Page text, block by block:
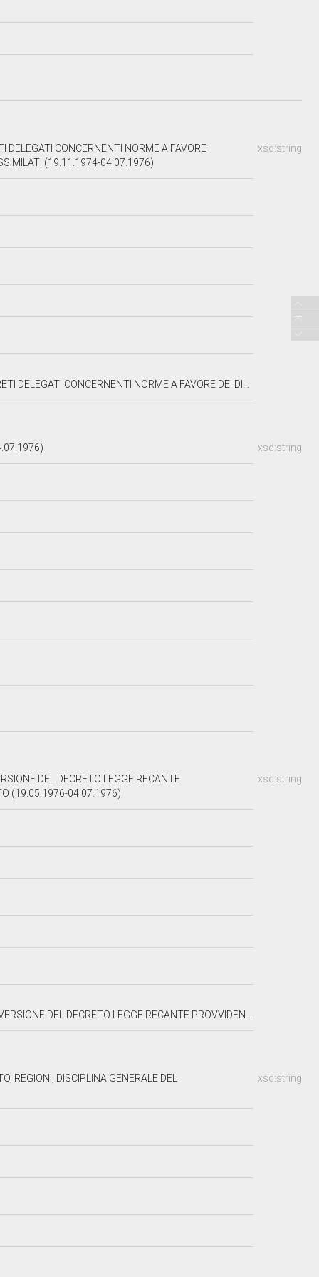
xsd:string
DELEGATI CONCERNENTI NORME A FAVORE
(19.11.1974-04.07.1976)
DEI DIPENDENTI DELLO STATO ED ENTI PUBBLICI EX COMBATTENTI ED ASSIMILATI
xsd:string
xsd:string
DEL DECRETO LEGGE RECANTE
(19.05.1976-04.07.1976)
PROVVIDENZE PER LE POPOLAZIONI DEL FRIULI COLPITE DAL TERREMOTO
xsd:string
REGIONI, DISCIPLINA GENERALE DEL